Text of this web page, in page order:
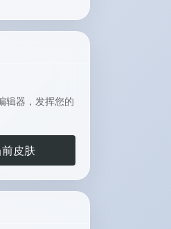
辑器，发挥您的
皮肤